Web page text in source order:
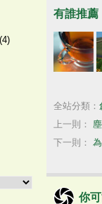
有誰推薦
全站分類：
上一則：
下一則：
你